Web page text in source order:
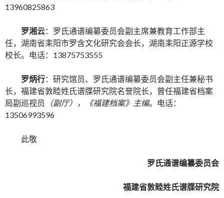
13960825863
罗湘云：罗氏通谱编纂委员会副主席兼教育工作部主
任，湖南省耒阳市罗含文化研究会会长，湖南耒阳正源学校
校长。电话：13875753555
罗炳行：研究馆员、罗氏通谱编纂委员会副主任兼秘书
长，福建省敦睦姓氏谱牒研究院名誉院长，曾任福建省档案
局副巡视员
（副厅），《福建档案》主编。电话：
13506993596
此敬
罗氏通谱编纂委员会
福建省敦睦姓氏谱牒研究院